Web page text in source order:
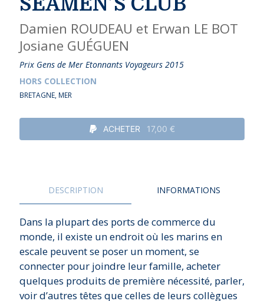
Damien ROUDEAU et Erwan LE BOT
Josiane GUÉGUEN
Prix Gens de Mer Etonnants Voyageurs 2015
HORS COLLECTION
BRETAGNE, MER
ACHETER 17,00 €
DESCRIPTION INFORMATIONS
Dans la plupart des ports de commerce du
monde, il existe un endroit où les marins en
escale peuvent se poser un moment, se
connecter pour joindre leur famille, acheter
quelques produits de première nécessité, parler,
voir d’autres têtes que celles de leurs collègues